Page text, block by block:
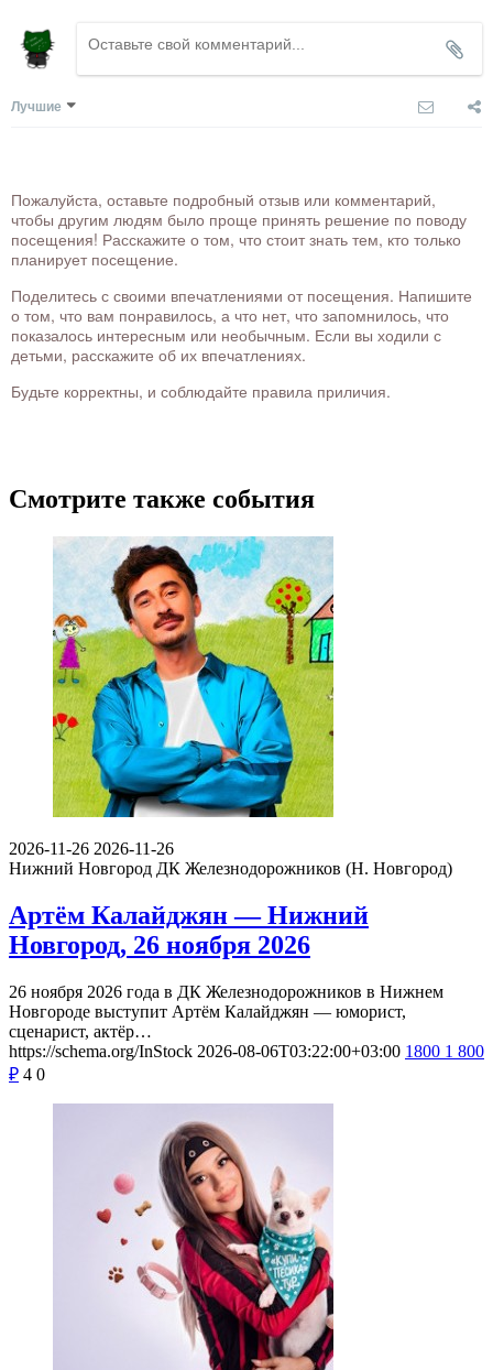
Лучшие
Пожалуйста, оставьте подробный отзыв или комментарий,
чтобы другим людям было проще принять решение по поводу
посещения! Расскажите о том, что стоит знать тем, кто только
планирует посещение.
Поделитесь с своими впечатлениями от посещения. Напишите
о том, что вам понравилось, а что нет, что запомнилось, что
показалось интересным или необычным. Если вы ходили с
детьми, расскажите об их впечатлениях.
Будьте корректны, и соблюдайте правила приличия.
Смотрите также события
2026-11-26 2026-11-26
Нижний Новгород ДК Железнодорожников (Н. Новгород)
Артём Калайджян — Нижний
Новгород, 26 ноября 2026
26 ноября 2026 года в ДК Железнодорожников в Нижнем
Новгороде выступит Артём Калайджян — юморист,
сценарист, актёр…
https://schema.org/InStock 2026-08-06T03:22:00+03:00 1800 1 800
₽ 4 0